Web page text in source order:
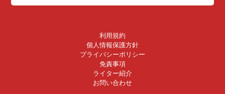
利用規約
個人情報保護方針
プライバシーポリシー
免責事項
ライター紹介
お問い合わせ